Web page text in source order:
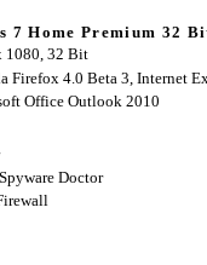
7 Home Premium 32
1080, 32 Bit
Firefox 4.0 Beta 3, Internet
Office Outlook 2010
Doctor